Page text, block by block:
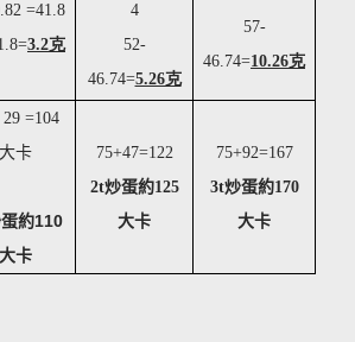
=41.8
3.2克
4
52-
46.74=5.26克
57-
46.74=10.26克
29 =104
大卡
約110
大卡
75+47=122
2t炒蛋約125
大卡
75+92=167
3t炒蛋約170
大卡